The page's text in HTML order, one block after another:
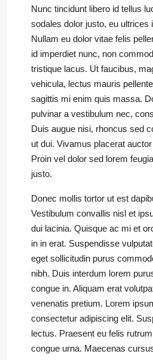
Nunc tincidunt libero id tellus
sodales dolor justo, eu ultrices
Nullam eu dolor vitae felis
id imperdiet nunc, non
tristique lacus. Ut faucibus,
vehicula, lectus mauris
sagittis mi enim quis massa.
pulvinar a vestibulum nec,
Duis augue nisi, rhoncus sed
ut dui. Vivamus placerat
Proin vel dolor sed lorem
justo.
Donec mollis tortor ut est
Vestibulum convallis nisl et
dui lacinia. Quisque ac mi et
in in erat. Suspendisse
eget sollicitudin purus
nibh. Duis interdum lorem
congue in. Aliquam erat
venenatis pretium. Lorem
consectetur adipiscing elit.
lectus. Praesent eu felis
congue urna. Maecenas